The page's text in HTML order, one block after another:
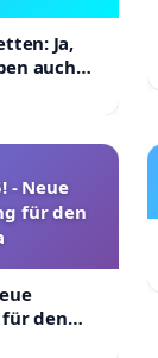
Ja,
auch
- Neue
für den
den